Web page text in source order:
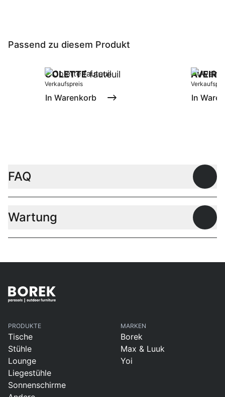
Passend zu diesem Produkt
COLETTEfauteuil
Verkaufspreis
In Warenkorb
AVEIRO
In
FAQ
Wartung
PRODUKTE
Tische
Stühle
Lounge
Liegestühle
Sonnenschirme
MARKEN
Borek
Max & Luuk
Yoi